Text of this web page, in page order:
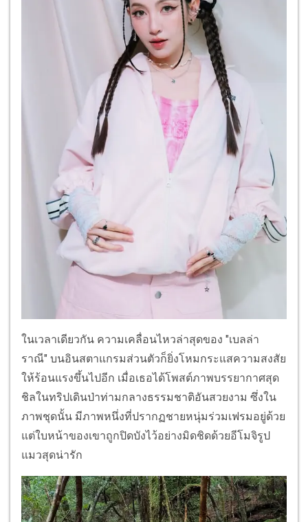
ในเวลาเดียวกัน ความเคลื่อนไหวล่าสุดของ "เบลล่า
ราณี" บนอินสตาแกรมส่วนตัวก็ยิ่งโหมกระแสความสงสัย
ให้ร้อนแรงขึ้นไปอีก เมื่อเธอได้โพสต์ภาพบรรยากาศสุด
ชิลในทริปเดินป่าท่ามกลางธรรมชาติอันสวยงาม ซึ่งใน
ภาพชุดนั้น มีภาพหนึ่งที่ปรากฏชายหนุ่มร่วมเฟรมอยู่ด้วย
แต่ใบหน้าของเขาถูกปิดบังไว้อย่างมิดชิดด้วยอีโมจิรูป
แมวสุดน่ารัก